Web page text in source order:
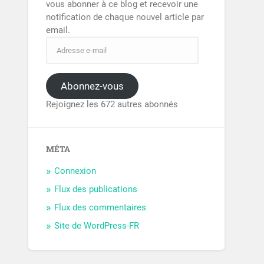
vous abonner à ce blog et recevoir une
notification de chaque nouvel article par
email.
Abonnez-vous
Rejoignez les 672 autres abonnés
MÉTA
Connexion
Flux des publications
Flux des commentaires
Site de WordPress-FR